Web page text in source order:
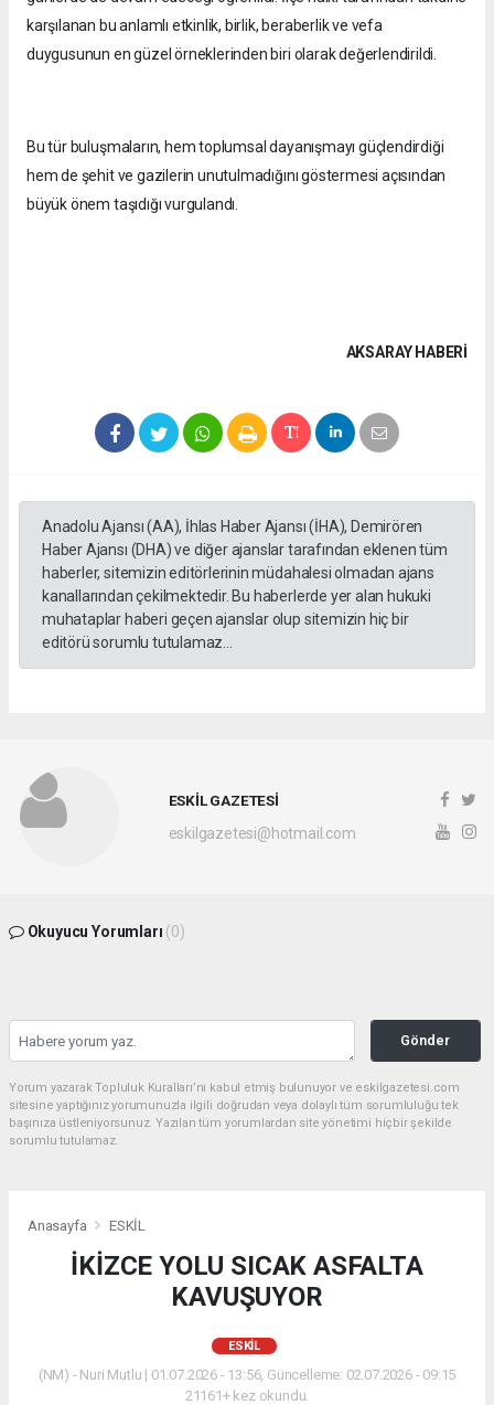
karşılanan bu anlamlı etkinlik, birlik, beraberlik ve vefa
duygusunun en güzel örneklerinden biri olarak değerlendirildi.
Bu tür buluşmaların, hem toplumsal dayanışmayı güçlendirdiği
hem de şehit ve gazilerin unutulmadığını göstermesi açısından
büyük önem taşıdığı vurgulandı.
AKSARAY HABERİ
Anadolu Ajansı (AA), İhlas Haber Ajansı (İHA), Demirören
Haber Ajansı (DHA) ve diğer ajanslar tarafından eklenen tüm
haberler, sitemizin editörlerinin müdahalesi olmadan ajans
kanallarından çekilmektedir. Bu haberlerde yer alan hukuki
muhataplar haberi geçen ajanslar olup sitemizin hiç bir
editörü sorumlu tutulamaz...
ESKİL GAZETESİ
eskilgazetesi@hotmail.com
Okuyucu Yorumları (0)
Gönder
Yorum yazarak Topluluk Kuralları’nı kabul etmiş bulunuyor ve eskilgazetesi.com
sitesine yaptığınız yorumunuzla ilgili doğrudan veya dolaylı tüm sorumluluğu tek
başınıza üstleniyorsunuz. Yazılan tüm yorumlardan site yönetimi hiçbir şekilde
sorumlu tutulamaz.
Anasayfa ESKİL
İKİZCE YOLU SICAK ASFALTA
KAVUŞUYOR
ESKİL
(NM) - Nuri Mutlu | 01.07.2026 - 13:56, Güncelleme: 02.07.2026 - 09:15
21161+ kez okundu.